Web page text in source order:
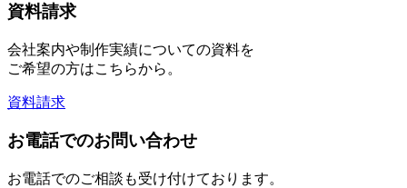
資料請求
会社案内や制作実績についての資料を
ご希望の方はこちらから。
資料請求
お電話でのお問い合わせ
お電話でのご相談も受け付けております。